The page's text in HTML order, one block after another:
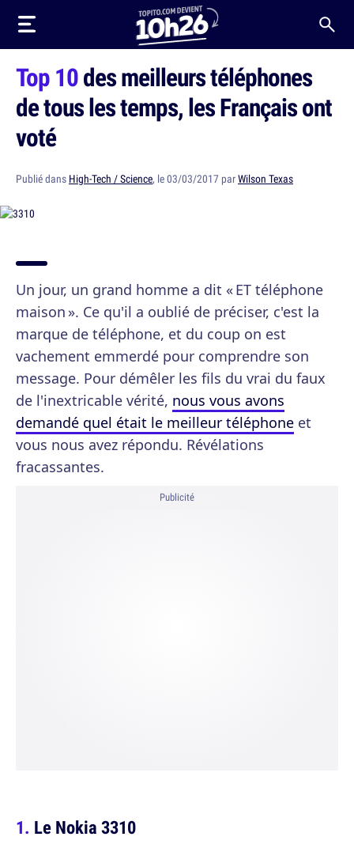
Top 10des meilleurs téléphones
de tous les temps, les Français ont
voté
Publié dans High-Tech / Science, le 03/03/2017 parWilson Texas
Un jour, un grand homme a dit « ET téléphone
maison ». Ce qu'il a oublié de préciser, c'est la
marque de téléphone, et du coup on est
vachement emmerdé pour comprendre son
message. Pour démêler les fils du vrai du faux
de l'inextricable vérité, nous vous avons
demandé quel était le meilleur téléphone et
vous nous avez répondu. Révélations
fracassantes.
Publicité
Le Nokia 3310